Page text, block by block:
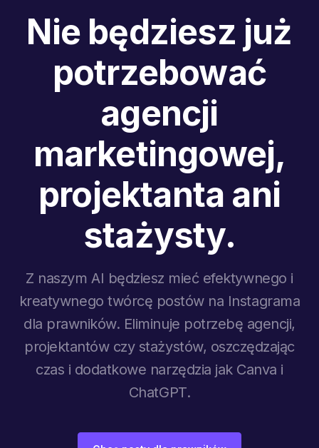
Nie będziesz już
potrzebować
agencji
marketingowej,
projektanta ani
stażysty.
Z naszym AI będziesz mieć efektywnego i
kreatywnego twórcę postów na Instagrama
dla prawników. Eliminuje potrzebę agencji,
projektantów czy stażystów, oszczędzając
czas i dodatkowe narzędzia jak Canva i
ChatGPT.